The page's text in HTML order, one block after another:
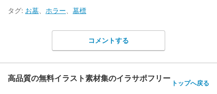
タグ: お墓 ホラー 墓標
コメントする
高品質の無料イラスト素材集のイラサポフリー トップへ戻る